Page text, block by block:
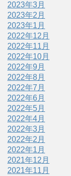
2023年3月
2023年2月
2023年1月
2022年12月
2022年11月
2022年10月
2022年9月
2022年8月
2022年7月
2022年6月
2022年5月
2022年4月
2022年3月
2022年2月
2022年1月
2021年12月
2021年11月